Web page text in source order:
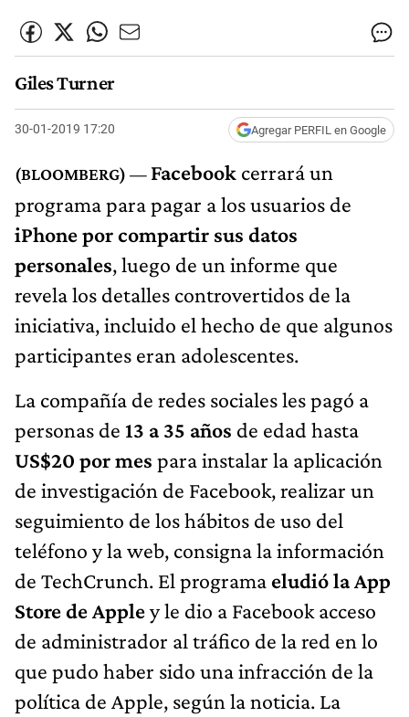
Giles Turner
30-01-2019 17:20 Agregar PERFIL en Google
Facebook cerrará un
programa para pagar a los usuarios de
iPhonepor compartir sus datos
personales, luego de un informe que
revela los detalles controvertidos de la
iniciativa, incluido el hecho de que algunos
participantes eran adolescentes.
La compañía de redes sociales les pagó a
personas de 13 a 35 años de edad hasta
US$20 por mes para instalar la aplicación
de investigación de Facebook, realizar un
seguimiento de los hábitos de uso del
teléfono y la web, consigna la información
de TechCrunch. El programa eludió la App
Store de Appley le dio a Facebook acceso
de administrador al tráfico de la red en lo
que pudo haber sido una infracción de la
política de Apple, según la noticia. La